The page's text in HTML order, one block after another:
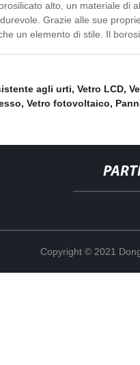
alto, un materiale di
Grazie alle sue
un elemento di stile. Il
agli urti, Vetro LCD,
, Vetro fotovoltaico,
Copyright © 2021